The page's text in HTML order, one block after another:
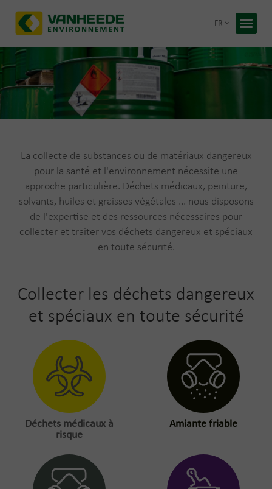
Vos
À propos
Travailler
Blog
Devis
Retour
FR
PDD Switch:
Collecte des déchets dangereux
Faites glisser l'interrupteur et
La collecte de substances ou de matériaux dangereux
pour la santé et l'environnement nécessite une
approche particulière. Déchets médicaux, peinture,
solvants, huiles et graisses végétales ... nous disposons
de l'expertise et des ressources nécessaires pour
collecter et traiter vos déchets dangereux et spéciaux
en toute sécurité.
Collecter les déchets dangereux
et spéciaux en toute sécurité
Déchets médicaux à
risque
Amiante friable